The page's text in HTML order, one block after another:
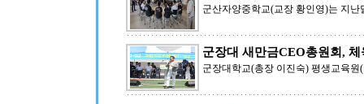
군산자양중학교(교장 황인영)는 지
군장대 새만금CEO총원회, 체
군장대학교(총장 이진숙) 평생교육